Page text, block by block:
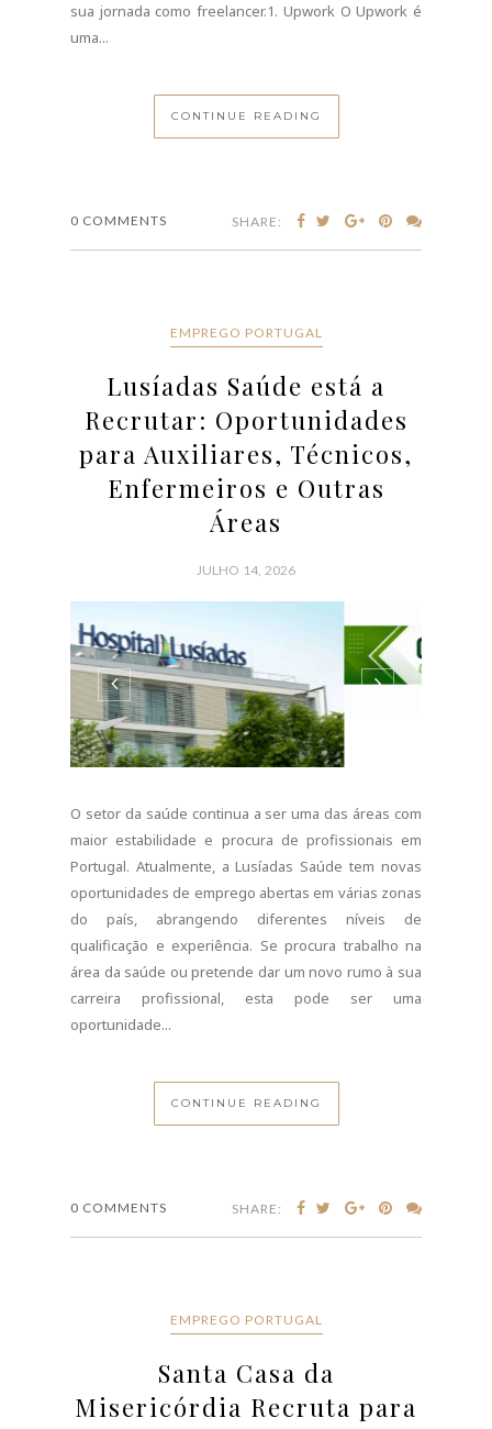
para Auxiliares, Técnicos,
Enfermeiros e Outras
O setor da saúde continua a ser uma das áreas com
Portugal. Atualmente, a Lusíadas Saúde tem novas
oportunidades de emprego abertas em várias zonas
do país, abrangendo diferentes níveis de
qualificação e experiência. Se procura trabalho na
área da saúde ou pretende dar um novo rumo à sua
carreira profissional, esta pode ser uma
0 COMMENTS SHARE:
EMPREGO PORTUGAL
Santa Casa da
Misericórdia Recruta para
Diversas Funções
JULHO 09, 2026
A Santa Casa da Misericórdia tem, várias vagas em
recrutar nas seguintes áreas:Técnico Superior -
Especialista de Serviço SocialAuxiliar -
CanalizadorAuxiliar de Geriatria e Apoio à
Comunidade (Serviço de Apoio Domiciliário)Auxiliar